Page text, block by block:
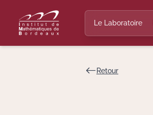
Le Laboratoire
Retour